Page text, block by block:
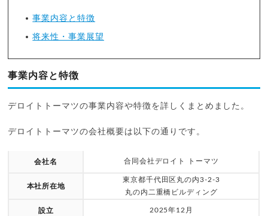
事業内容と特徴
将来性・事業展望
事業内容と特徴
デロイトトーマツの事業内容や特徴を詳しくまとめました。
デロイトトーマツの会社概要は以下の通りです。
会社名 合同会社デロイト トーマツ
本社所在地
東京都千代田区丸の内3-2-3
丸の内二重橋ビルディング
設立 2025年12月